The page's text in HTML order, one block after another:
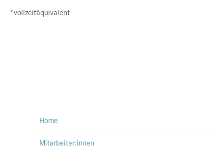
*vollzeitäquivalent
Home
Mitarbeiter:innen